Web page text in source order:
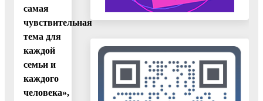
самая
чувствительная
тема для
каждой
семьи и
каждого
человека»,